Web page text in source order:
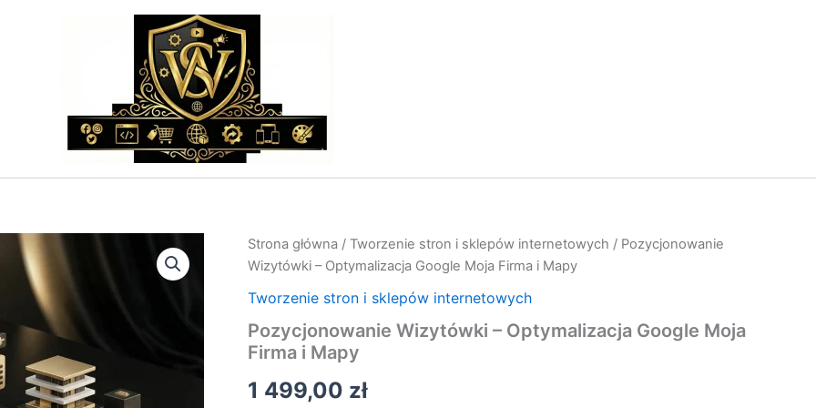
Strona główna / Tworzenie stron i sklepów internetowych / Pozycjonowanie
Wizytówki – Optymalizacja Google Moja Firma i Mapy
Tworzenie stron i sklepów internetowych
Pozycjonowanie Wizytówki – Optymalizacja Google Moja
Firma i Mapy
1 499,00 zł
ilość
Pozycjonowanie
Wizytówki
–
Google
Moja
i